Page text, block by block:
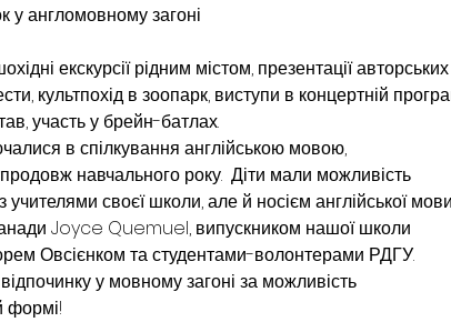
у англомовному загоні
екскурсії рідним містом, презентації авторських
культпохід в зоопарк, виступи в концертній
участь у брейн-батлах.
в спілкування англійською мовою,
навчального року.  Діти мали можливість
учителями своєї школи, але й носієм англійської мови
Joyce Quemuel, випускником нашої школи
Овсієнком та студентами-волонтерами РДГУ.
у мовному загоні за можливість
формі!